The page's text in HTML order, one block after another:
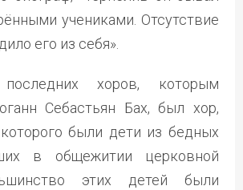
учениками. Отсутствие
его из себя».
хоров, которым
Себастьян Бах, был хор,
были дети из бедных
в общежитии церковной
этих детей были